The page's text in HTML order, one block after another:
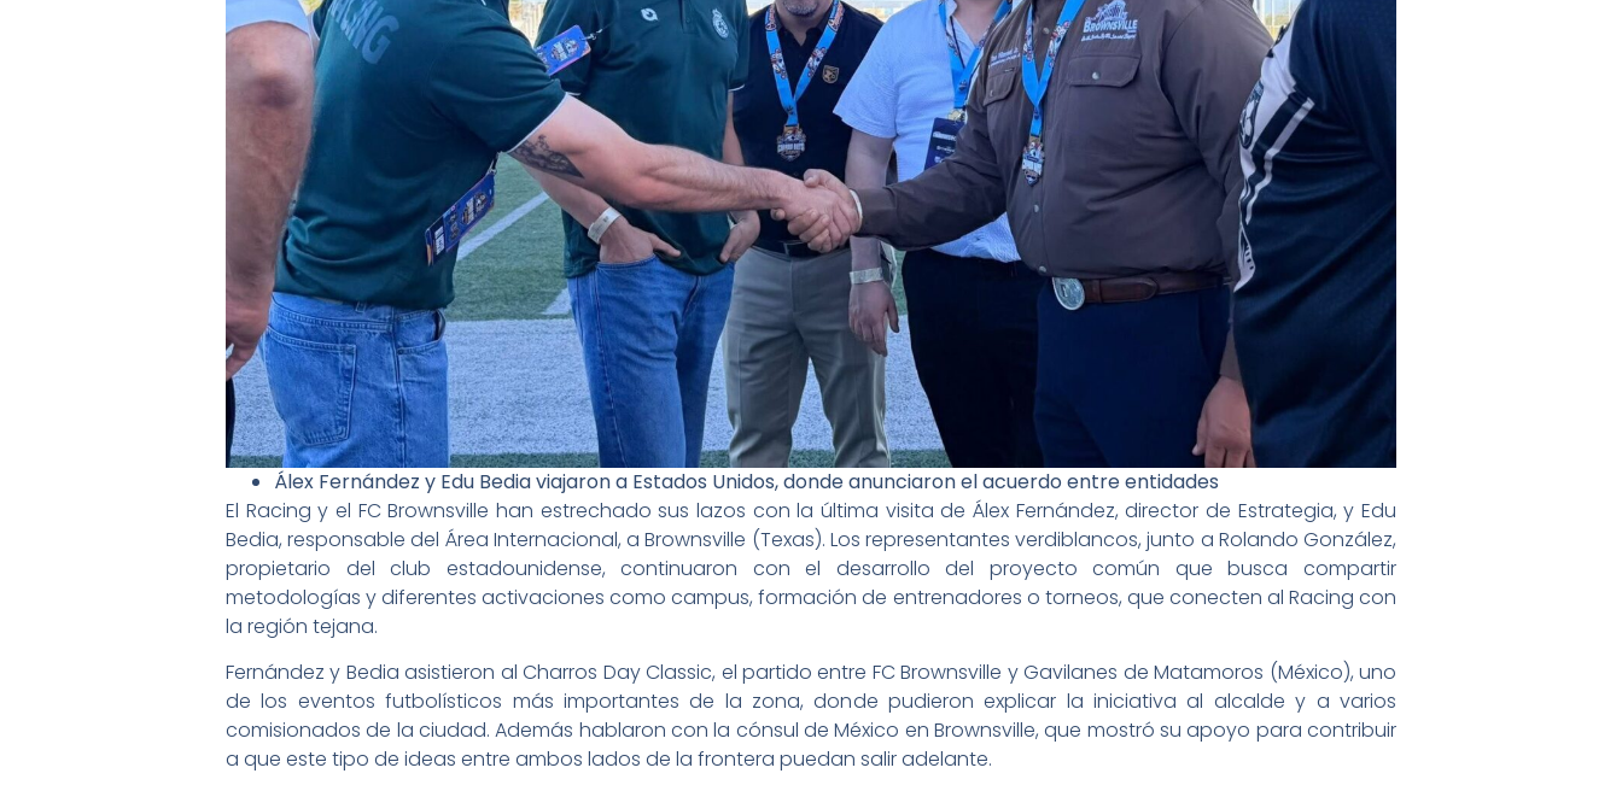
Álex Fernández y Edu Bedia viajaron a Estados Unidos, donde anunciaron el acuerdo entre entidades
El Racing y el FC Brownsville han estrechado sus lazos con la última visita de Álex Fernández, director de Estrategia, y Edu
Bedia, responsable del Área Internacional, a Brownsville (Texas). Los representantes verdiblancos, junto a Rolando González,
propietario del club estadounidense, continuaron con el desarrollo del proyecto común que busca compartir
metodologías y diferentes activaciones como campus, formación de entrenadores o torneos, que conecten al Racing con
la región tejana.
Fernández y Bedia asistieron al Charros Day Classic, el partido entre FC Brownsville y Gavilanes de Matamoros (México), uno
de los eventos futbolísticos más importantes de la zona, donde pudieron explicar la iniciativa al alcalde y a varios
comisionados de la ciudad. Además hablaron con la cónsul de México en Brownsville, que mostró su apoyo para contribuir
a que este tipo de ideas entre ambos lados de la frontera puedan salir adelante.